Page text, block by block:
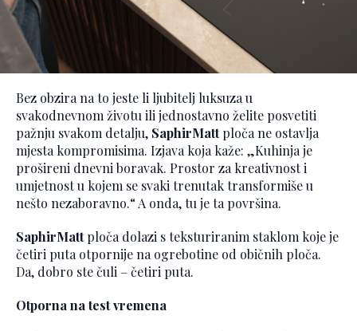
Bez obzira na to jeste li ljubitelj luksuza u
svakodnevnom životu ili jednostavno želite posvetiti
pažnju svakom detalju, SaphirMattploča ne ostavlja
mjesta kompromisima. Izjava koja kaže: „Kuhinja je
prošireni dnevni boravak. Prostor za kreativnost i
umjetnost u kojem se svaki trenutak transformiše u
nešto nezaboravno.“ A onda, tu je ta površina.
SaphirMattploča dolazi s teksturiranim staklom koje je
četiri puta otpornije na ogrebotine od običnih ploča.
Da, dobro ste čuli – četiri puta.
Otporna na test vremena